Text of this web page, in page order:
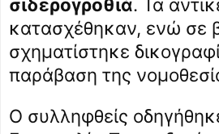
κατασχέθηκαν, ενώ σε
σχηματίστηκε
παράβαση της
Ο συλληφθείς